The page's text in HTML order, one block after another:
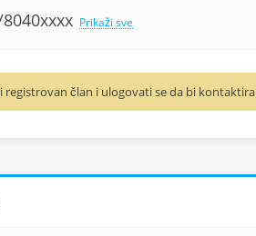
Prikaži sve
registrovan član i ulogovati se da bi